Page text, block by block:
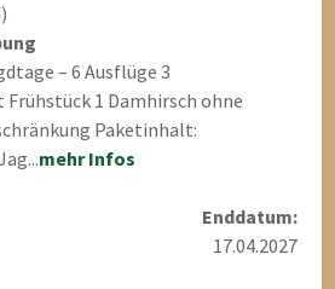
– 6 Ausflüge 3
1 Damhirsch ohne
Paketinhalt:
mehr Infos
Enddatum:
17.04.2027